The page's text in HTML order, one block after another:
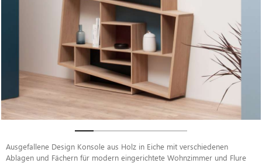
Ausgefallene Design Konsole aus Holz in Eiche mit verschiedenen
Ablagen und Fächern für modern eingerichtete Wohnzimmer und Flure